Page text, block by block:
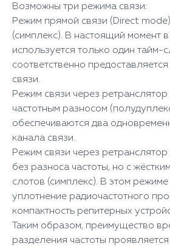
Возможны три режима связи:
Режим прямой связи (Direct
(симплекс). В настоящий момент
используется только один тайм-
соответственно
связи.
Режим связи через
частотным разносом
обеспечиваются два
канала связи.
Режим связи через
без разноса частоты, но с
слотов (симплекс). В этом режиме
уплотнение радиочастотного
компактность репитерных
Таким образом, преимущество
разделения частоты